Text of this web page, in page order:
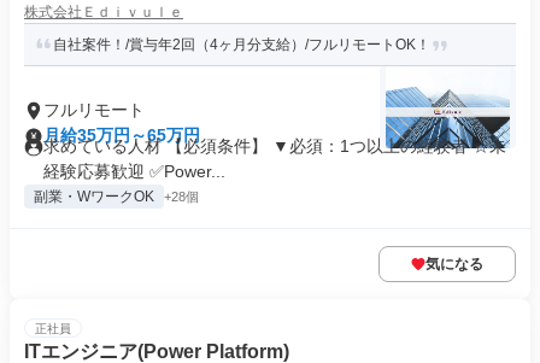
株式会社Ｅｄｉｖｕｌｅ
自社案件！/賞与年2回（4ヶ月分支給）/フルリモートOK！
フルリモート
月給35万円～65万円
求めている人材 【必須条件】 ▼必須：1つ以上の経験者 ☆未
経験応募歓迎 ✅Power...
副業・WワークOK +28個
気になる
正社員
ITエンジニア(Power Platform)